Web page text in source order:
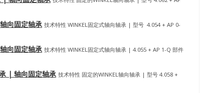
向固定轴承 技术特性 WINKEL固定式轴向轴承 | 型号 4.054 + AP 0-
向固定轴承 技术特性 WINKEL固定式轴向轴承 | 4.055 + AP 1-Q 部件
| 轴向固定轴承 技术特性 固定的WINKEL轴向轴承 | 型号 4.058 +